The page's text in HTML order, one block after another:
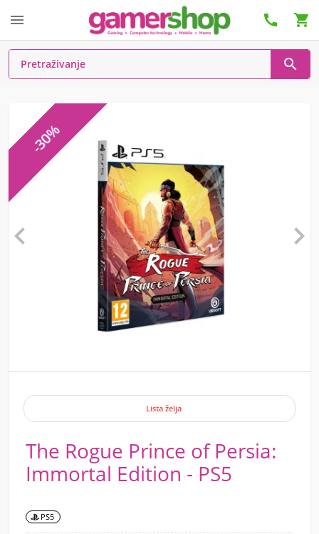
  

-30%
 
Lista želja
The Rogue Prince of Persia:
Immortal Edition - PS5
PS5